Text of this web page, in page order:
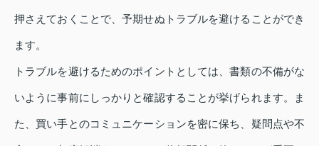
押さえておくことで、予期せぬトラブルを避けることができ
ます。
トラブルを避けるためのポイントとしては、書類の不備がな
いように事前にしっかりと確認することが挙げられます。ま
た、買い手とのコミュニケーションを密に保ち、疑問点や不